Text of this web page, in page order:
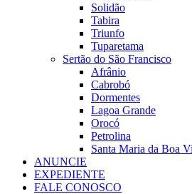
Solidão
Tabira
Triunfo
Tuparetama
Sertão do São Francisco
Afrânio
Cabrobó
Dormentes
Lagoa Grande
Orocó
Petrolina
Santa Maria da Boa
ANUNCIE
EXPEDIENTE
FALE CONOSCO